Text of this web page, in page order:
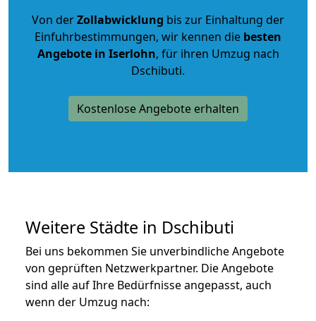
Von derZollabwicklung bis zur Einhaltung der
Einfuhrbestimmungen, wir kennen die besten
Angebote in Iserlohn, für ihren Umzug nach
Dschibuti.
Kostenlose Angebote erhalten
Weitere Städte in Dschibuti
Bei uns bekommen Sie unverbindliche Angebote
von geprüften Netzwerkpartner. Die Angebote
sind alle auf Ihre Bedürfnisse angepasst, auch
wenn der Umzug nach: